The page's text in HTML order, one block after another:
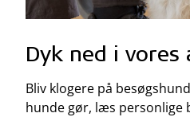
Dyk ned i
Bliv klogere på
hunde gør, læs